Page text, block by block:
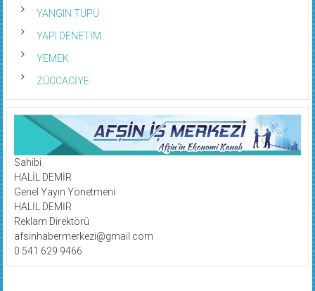
YANGIN TÜPÜ
YAPI DENETİM
YEMEK
ZÜCCACİYE
Sahibi
HALİL DEMİR
Genel Yayın Yönetmeni
HALİL DEMİR
Reklam Direktörü
afsinhabermerkezi@gmail.com
0 541 629 9466